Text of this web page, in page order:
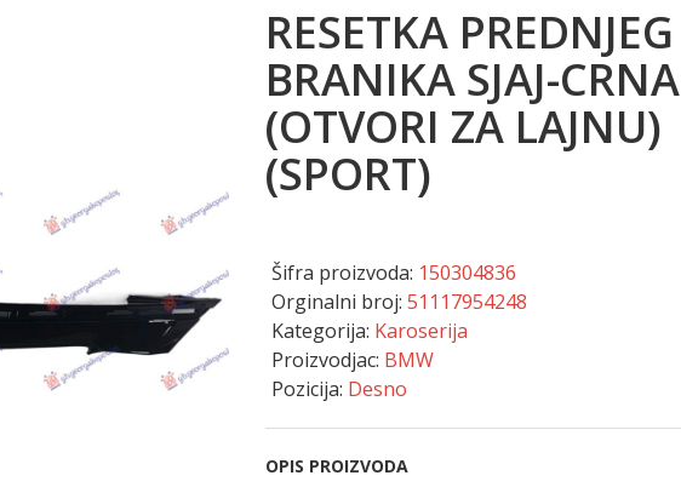
RESETKA PREDNJEG
BRANIKA SJAJ-CRNA
(OTVORI ZA LAJNU)
(SPORT)
Šifra proizvoda: 150304836
Orginalni broj: 51117954248
Kategorija: Karoserija
Proizvodjac: BMW
Pozicija: Desno
OPIS PROIZVODA